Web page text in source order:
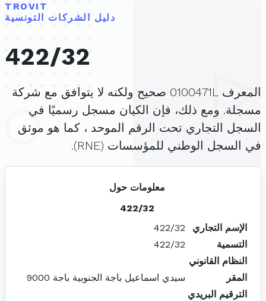
TROVIT
دليل الشركات التونسية
422/32
المعرف 0100471L صحيح ولكنه لا يتوافق مع شركة
مسجلة. ومع ذلك، فإن الكيان مسجل رسميًا في
السجل التجاري تحت الرقم الموحد ، كما هو موثق
في السجل الوطني للمؤسسات (RNE).
معلومات حول
422/32
الإسم التجاري
422/32
التسمية
422/32
النظام القانوني
المقر
سيدي اسماعيل باجة الجنوبية باجة 9000
الترقيم البريدي